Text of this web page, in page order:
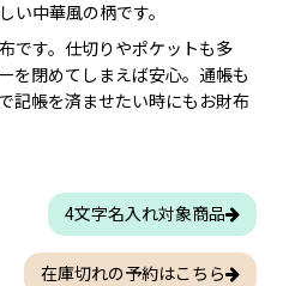
い中華風の柄です。
です。仕切りやポケットも多
を閉めてしまえば安心。通帳も
記帳を済ませたい時にもお財布
4文字名入れ対象商品
在庫切れの予約はこちら